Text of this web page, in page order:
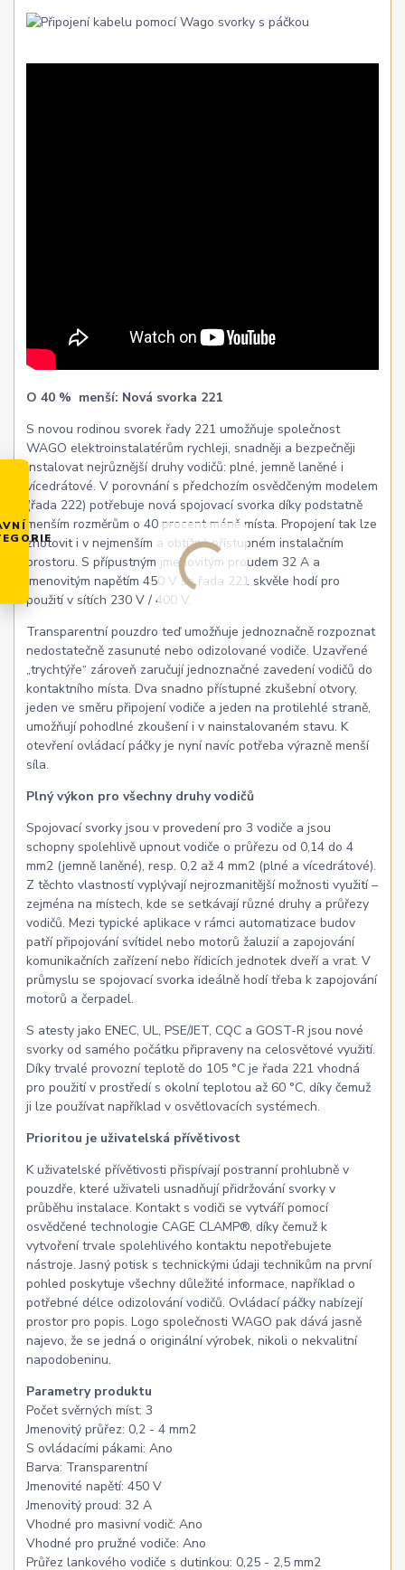
O 40 % menší: Nová svorka 221
S novou rodinou svorek řady 221 umožňuje společnost
WAGO elektroinstalatérům rychleji, snadněji a bezpečněji
instalovat nejrůznější druhy vodičů: plné, jemně laněné i
vícedrátové. V porovnání s předchozím osvědčeným modelem
(řada 222) potřebuje nová spojovací svorka díky podstatně
menším rozměrům o 40 procent méně místa. Propojení tak lze
zhotovit i v nejmenším a obtížně přístupném instalačním
prostoru. S přípustným jmenovitým proudem 32 A a
jmenovitým napětím 450 V se řada 221 skvěle hodí pro
použití v sítích 230 V / 400 V.
Transparentní pouzdro teď umožňuje jednoznačně rozpoznat
nedostatečně zasunuté nebo odizolované vodiče. Uzavřené
„trychtýře“ zároveň zaručují jednoznačné zavedení vodičů do
kontaktního místa. Dva snadno přístupné zkušební otvory,
jeden ve směru připojení vodiče a jeden na protilehlé straně,
umožňují pohodlné zkoušení i v nainstalovaném stavu. K
otevření ovládací páčky je nyní navíc potřeba výrazně menší
síla.
Plný výkon pro všechny druhy vodičů
Spojovací svorky jsou v provedení pro 3 vodiče a jsou
schopny spolehlivě upnout vodiče o průřezu od 0,14 do 4
mm2 (jemně laněné), resp. 0,2 až 4 mm2 (plné a vícedrátové).
Z těchto vlastností vyplývají nejrozmanitější možnosti využití –
zejména na místech, kde se setkávají různé druhy a průřezy
vodičů. Mezi typické aplikace v rámci automatizace budov
patří připojování svítidel nebo motorů žaluzií a zapojování
komunikačních zařízení nebo řídicích jednotek dveří a vrat. V
průmyslu se spojovací svorka ideálně hodí třeba k zapojování
motorů a čerpadel.
S atesty jako ENEC, UL, PSE/JET, CQC a GOST-R jsou nové
svorky od samého počátku připraveny na celosvětové využití.
Díky trvalé provozní teplotě do 105 °C je řada 221 vhodná
pro použití v prostředí s okolní teplotou až 60 °C, díky čemuž
ji lze používat například v osvětlovacích systémech.
Prioritou je uživatelská přívětivost
K uživatelské přívětivosti přispívají postranní prohlubně v
pouzdře, které uživateli usnadňují přidržování svorky v
průběhu instalace. Kontakt s vodiči se vytváří pomocí
osvědčené technologie CAGE CLAMP®, díky čemuž k
vytvoření trvale spolehlivého kontaktu nepotřebujete
nástroje. Jasný potisk s technickými údaji technikům na první
pohled poskytuje všechny důležité informace, například o
potřebné délce odizolování vodičů. Ovládací páčky nabízejí
prostor pro popis. Logo společnosti WAGO pak dává jasně
najevo, že se jedná o originální výrobek, nikoli o nekvalitní
napodobeninu.
Parametry produktu
Počet svěrných míst: 3
Jmenovitý průřez: 0,2 - 4 mm2
S ovládacími pákami: Ano
Barva: Transparentní
Jmenovité napětí: 450 V
Jmenovitý proud: 32 A
Vhodné pro masivní vodič: Ano
Vhodné pro pružné vodiče: Ano
Průřez lankového vodiče s dutinkou: 0,25 - 2,5 mm2